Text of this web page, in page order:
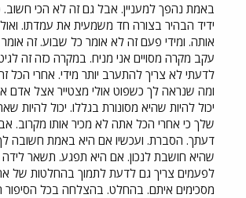
באמת נהפך למעניין. אבל גם זה לא הכי חשוב.
ידיד הבהיר בצורה חד משמעית את עמדתו.
אותה. ומידי פעם זה לא אומר כל שבוע. זה
עקב מקרה מסויים אני מניח. במקרה כזה זה
לדעתי לא צריך להתערב יותר מידי. אחרי הכל
ומה שנראה לך כשפוט אולי מצטייר אצל אדם
יכול להיות שהיא מסונורת בגללו. יכול להיות
שלך כי אחרי הכל אתה לא מכיר אותו מקרוב.
דעתך. הסברת. ועכשיו אם היא באמת חשובה
שהיא חושבת לנכון. אם היא תפגע. תשאר לידה
לפעמים צריך גם לדעת לתמוך בהחלטות של
מסכימים איתם. בהחלט. בהצלחה בכל הסיפור